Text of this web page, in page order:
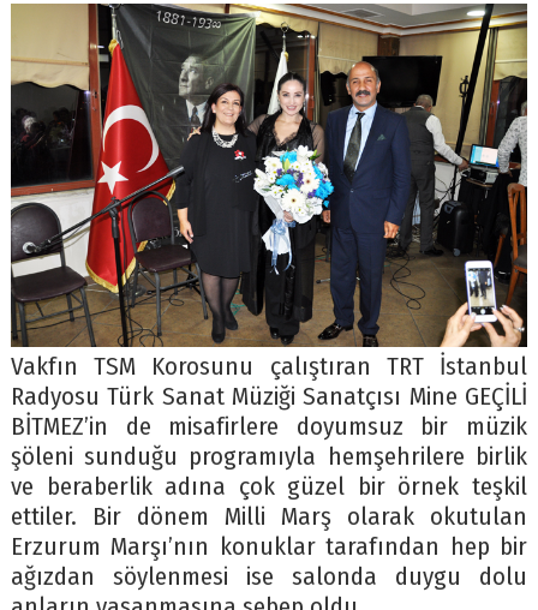
Vakfın TSM Korosunu çalıştıran TRT İstanbul
Radyosu Türk Sanat Müziği Sanatçısı Mine GEÇİLİ
BİTMEZ’in de misafirlere doyumsuz bir müzik
şöleni sunduğu programıyla hemşehrilere birlik
ve beraberlik adına çok güzel bir örnek teşkil
ettiler. Bir dönem Milli Marş olarak okutulan
Erzurum Marşı’nın konuklar tarafından hep bir
ağızdan söylenmesi ise salonda duygu dolu